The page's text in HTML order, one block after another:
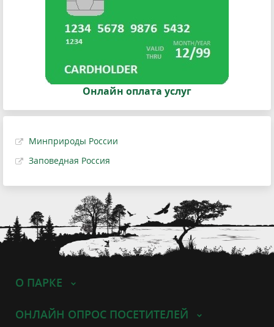
Онлайн оплата услуг
Минприроды России
Заповедная Россия
О ПАРКЕ
ОНЛАЙН ОПРОС ПОСЕТИТЕЛЕЙ